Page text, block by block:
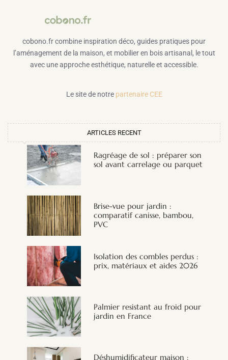
cobono.fr combine inspiration déco, guides pratiques pour
l’aménagement de la maison, et mobilier en bois artisanal, le tout
avec une approche esthétique, naturelle et accessible.
Le site de notre partenaire CEE
ARTICLES RECENT
Ragréage de sol : préparer son
sol avant carrelage ou parquet
Brise-vue pour jardin :
comparatif canisse, bambou,
PVC
Isolation des combles perdus :
prix, matériaux et aides 2026
Palmier resistant au froid pour
jardin en France
Déshumidificateur maison :